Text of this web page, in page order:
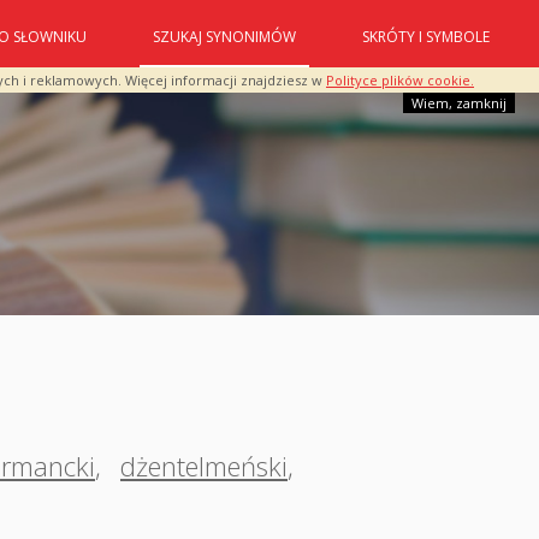
i reklamowych. Więcej informacji znajdziesz w Polityce plików cookie.
Wiem, zamknij
O SŁOWNIKU SZUKAJ SYNONIMÓW SKRÓTY I SYMBOLE
, dżentelmeński,